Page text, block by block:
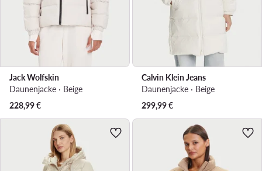
Jack Wolfskin
Daunenjacke · Beige
228,99€
Calvin Klein Jeans
Daunenjacke · Beige
299,99€